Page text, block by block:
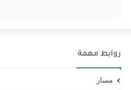
روابط مهمة
مسار